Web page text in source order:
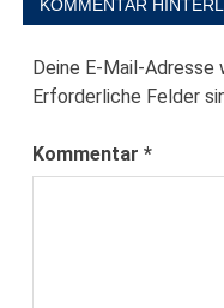
KOMMENTAR
Deine E-Mail-
Erforderliche Felder
Kommentar*